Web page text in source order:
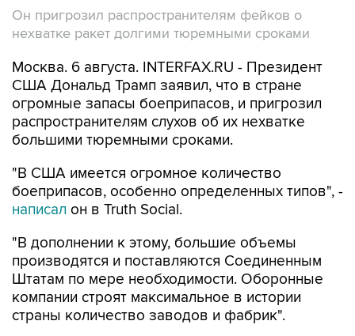
Он пригрозил распространителям фейков о
нехватке ракет долгими тюремными сроками
Москва. 6 августа. INTERFAX.RU - Президент
США Дональд Трамп заявил, что в стране
огромные запасы боеприпасов, и пригрозил
распространителям слухов об их нехватке
большими тюремными сроками.
"В США имеется огромное количество
боеприпасов, особенно определенных типов", -
написал он в Truth Social.
"В дополнении к этому, большие объемы
производятся и поставляются Соединенным
Штатам по мере необходимости. Оборонные
компании строят максимальное в истории
страны количество заводов и фабрик".